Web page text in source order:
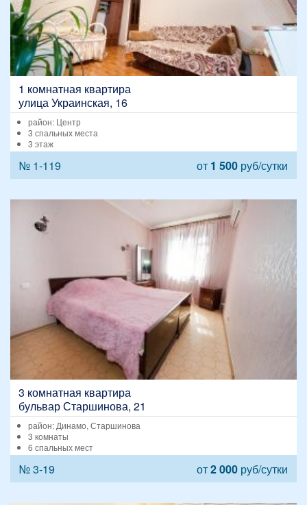
1 комнатная квартира
улица Украинская, 16
район: Центр
3 спальных места
3 этаж
№ 1-119 от 1 500 руб/сутки
3 комнатная квартира
бульвар Старшинова, 21
район: Динамо, Старшинова
3 комнаты
6 спальных мест
№ 3-19 от2 000 руб/сутки